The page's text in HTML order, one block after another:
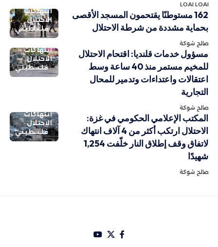
LOAI LOAI
انتهاكات
الاحتلال
فلسطيني
162 مستوطنًا يقتحمون المسجد الأقصى
بحماية مشددة من شرطة الاحتلال
صالح شوكة
انتهاكات
الاحتلال
فلسطيني
مسؤول خدمات قلنديا: اقتحام الاحتلال
للمخيم مستمر منذ 40 ساعة وسط
اعتقالات واعتداءات وتدمير للمحال
التجارية
صالح شوكة
انتهاكات
الاحتلال
فلسطيني
المكتب الإعلامي الحكومي في غزة:
الاحتلال ارتكب أكثر من 4 آلاف انتهاك
لاتفاق وقف إطلاق النار خلّفت 1,254
شهيدًا
صالح شوكة